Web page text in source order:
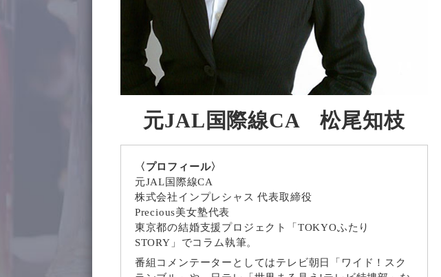
元JAL国際線CA 松尾知枝
〈プロフィール〉
元JAL国際線CA
株式会社インプレシャス 代表取締役
Precious美女塾代表
東京都の結婚支援プロジェクト「TOKYOふたり
STORY」でコラム執筆。
番組コメンテーターとしてはテレビ朝日「ワイド！スク